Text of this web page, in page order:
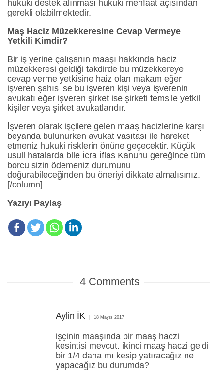
hukuki destek alınması hukuki menfaat açısından
gerekli olabilmektedir.
Maş Haciz Müzekkeresine Cevap Vermeye
Yetkili Kimdir?
Bir iş yerine çalışanın maaşı hakkında haciz
müzekkeresi geldiği takdirde bu müzekkereye
cevap verme yetkisine haiz olan makam eğer
işveren şahıs ise bu işveren kişi veya işverenin
avukatı eğer işveren şirket ise şirketi temsile yetkili
kişiler veya şirket avukatlarıdır.
İşveren olarak işçilere gelen maaş hacizlerine karşı
beyanda bulunurken avukat vasıtası ile hareket
etmeniz hukuki risklerin önüne geçecektir. Küçük
usuli hatalarda bile İcra İflas Kanunu gereğince tüm
borcu sizin ödemeniz durumunu
doğurabileceğinden bu öneriyi dikkate almalısınız.
[/column]
Yazıyı Paylaş
4 Comments
Aylin İK 18 Mayıs 2017
işçinin maaşında bir maaş haczi
kesintisi mevcut. ikinci maaş haczi geldi
bir 1/4 daha mı kesip yatıracağız ne
yapacağız bu durumda?